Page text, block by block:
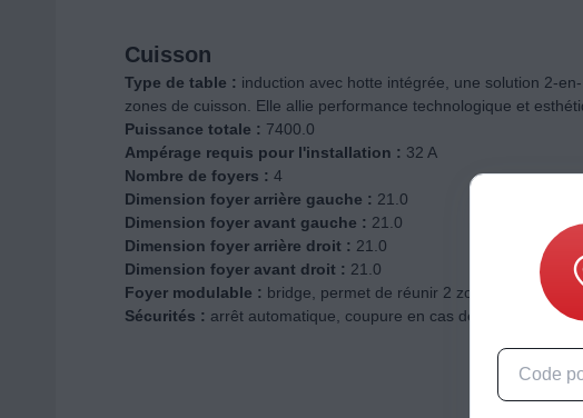
Cuisson
Type de table : induction avec hotte intégrée, une solution 2-
zones de cuisson. Elle allie performance technologique et
Puissance totale : 7400.0
Ampérage requis pour l'installation : 32 A
Nombre de foyers : 4
Dimension foyer arrière gauche : 21.0
Dimension foyer avant gauche : 21.0
Dimension foyer arrière droit : 21.0
Dimension foyer avant droit : 21.0
Foyer modulable : bridge, permet de réunir 2 zones de
Sécurités : arrêt automatique, coupure en cas de